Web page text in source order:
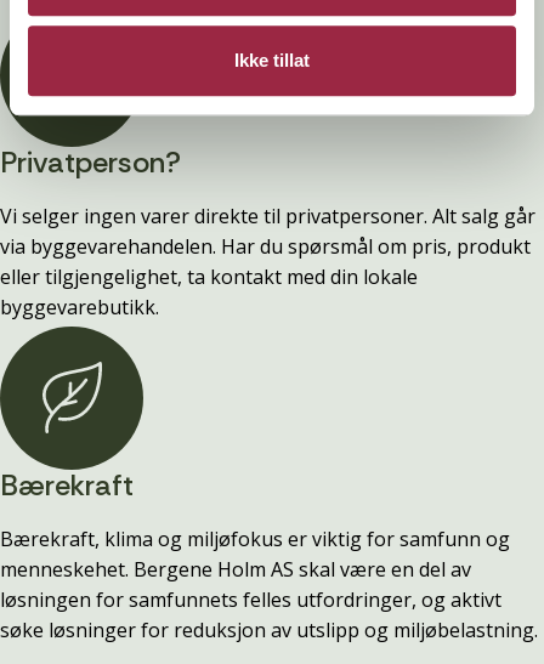
Ikke tillat
Privatperson?
Vi selger ingen varer direkte til privatpersoner. Alt salg går
via byggevarehandelen. Har du spørsmål om pris, produkt
eller tilgjengelighet, ta kontakt med din lokale
byggevarebutikk.
Bærekraft
Bærekraft, klima og miljøfokus er viktig for samfunn og
menneskehet. Bergene Holm AS skal være en del av
løsningen for samfunnets felles utfordringer, og aktivt
søke løsninger for reduksjon av utslipp og miljøbelastning.